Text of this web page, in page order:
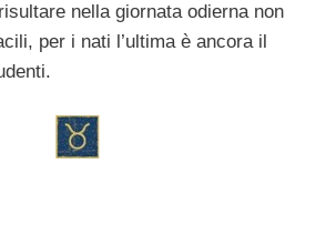
nella giornata odierna non
per i nati l’ultima è ancora il